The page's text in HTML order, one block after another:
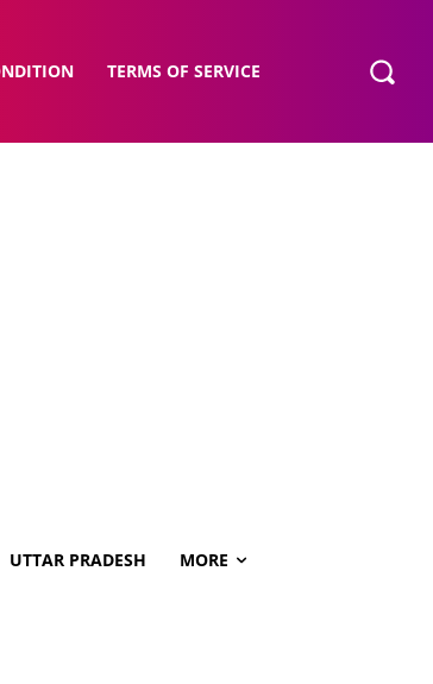
TERMS OF SERVICE
UTTAR PRADESH MORE